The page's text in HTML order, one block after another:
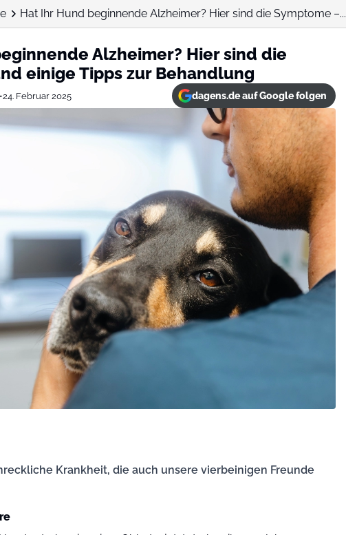
Hat Ihr Hund beginnende Alzheimer? Hier sind die Symptome –...
Alzheimer? Hier sind die
einige Tipps zur Behandlung
•24. Februar 2025 dagens.de auf Google folgen
Krankheit, die auch unsere vierbeinigen Freunde